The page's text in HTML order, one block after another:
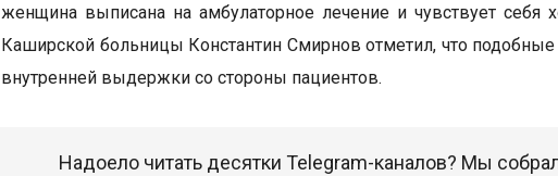
женщина выписана на амбулаторное лечение и чувствует
Каширской больницы Константин Смирнов отметил, что
внутренней выдержки со стороны пациентов.
Надоело читать десятки Telegram-каналов? Мы